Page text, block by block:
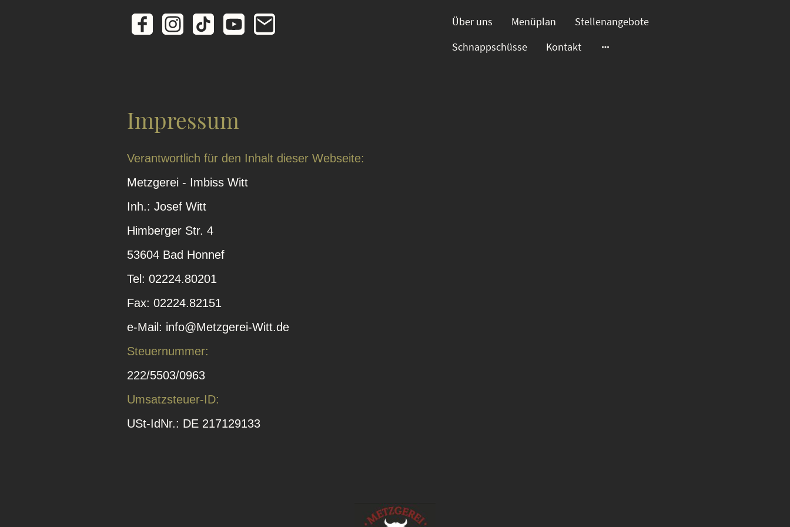
Über uns Menüplan
Stellenangebote
Schnappschüsse
Kontakt
Impressum
Verantwortlich für den Inhalt dieser Webseite:
Metzgerei - Imbiss Witt
Inh.: Josef Witt
Himberger Str. 4
53604 Bad Honnef
Tel: 02224.80201
Fax: 02224.82151
e-Mail: info@Metzgerei-Witt.de
Steuernummer:
222/5503/0963
Umsatzsteuer-ID:
USt-IdNr.: DE 217129133